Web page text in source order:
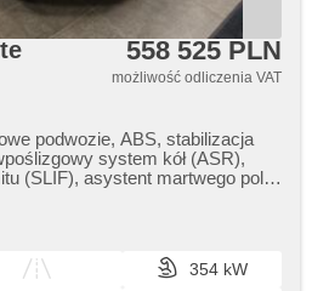
558 525 PLN
możliwość odliczenia VAT
podwozie, ABS, stabilizacja
system kół (ASR),
(SLIF), asystent martwego pola,
podwozia, wspomaganie
automatické přepínání
spełnia EURO VI,354 kW